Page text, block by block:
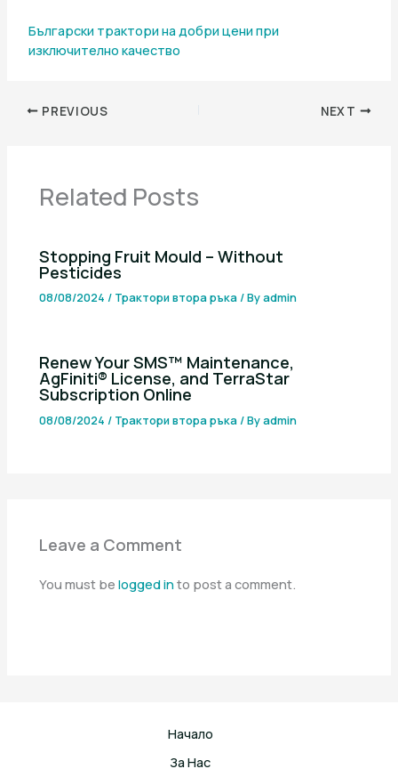
Български трактори на добри цени при
изключително качество
PREVIOUS NEXT
Related Posts
Stopping Fruit Mould – Without
Pesticides
08/08/2024/ Трактори втора ръка/ Byadmin
Renew Your SMS™ Maintenance,
AgFiniti® License, and TerraStar
Subscription Online
08/08/2024 / Трактори втора ръка / Byadmin
Leave a Comment
You must belogged into post a comment.
Начало
За Нас